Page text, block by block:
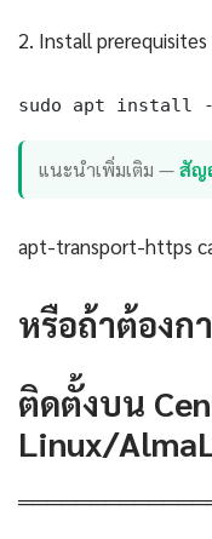
2. Install prerequisites
sudo apt install -
แนะนำเพิ่มเติม —สัญ
apt-transport-https
หรือถ้าต้องก
ติดตั้งบน
Linux/